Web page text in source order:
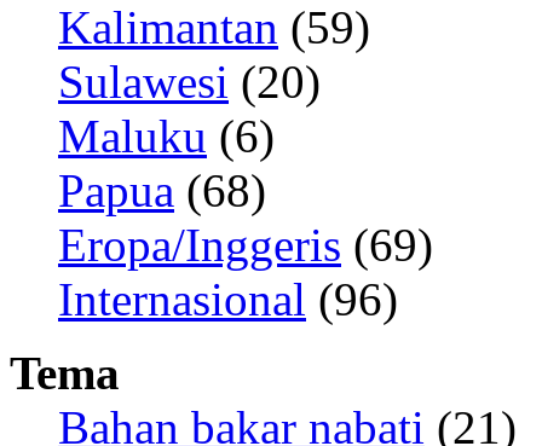
Kalimantan (59)
Sulawesi (20)
Maluku (6)
Papua (68)
Eropa/Inggeris (69)
Internasional (96)
Tema
Bahan bakar nabati (21)